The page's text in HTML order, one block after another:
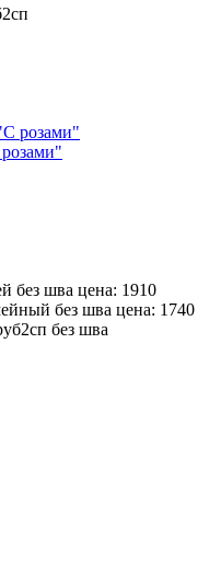
2сп
без шва цена: 1910
без шва цена: 1740
2сп без шва